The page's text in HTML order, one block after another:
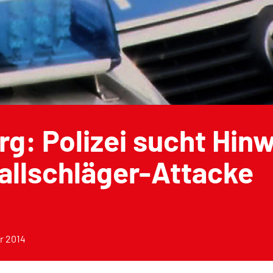
Polizei sucht
Attacke
2014